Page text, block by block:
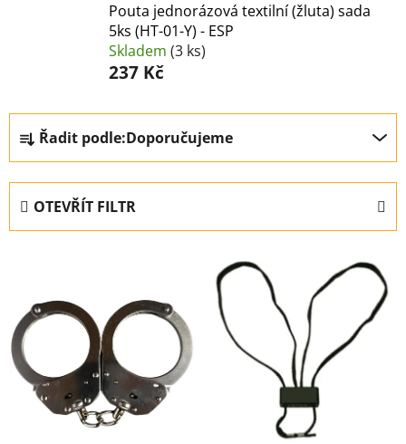
Pouta jednorázová textilní (žluta) sada
5ks (HT-01-Y) - ESP
Skladem (3 ks)
237 Kč
Ř
a
z
n
í
o
d
u
k
Řadit podle:Doporučujeme
OTEVŘÍT FILTR
i
s
p